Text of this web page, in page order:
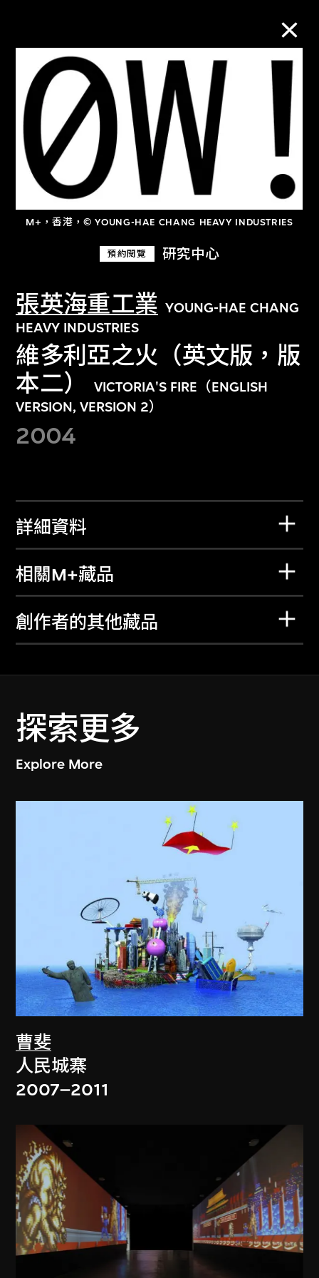
M+，香港，© YOUNG-HAE CHANG HEAVY INDUSTRIES
預約閱覽 研究中心
張英海重工業 YOUNG-HAE CHANG
HEAVY INDUSTRIES
維多利亞之火（英文版，版
本二）
VICTORIA'S FIRE（ENGLISH
VERSION, VERSION 2）
2004
詳細資料
相關M+藏品
創作者的其他藏品
探索更多
Explore More
曹斐
人民城寨
2007–2011
M+藏品
進一步篩選 搜索
關於M+藏品
探索世界頂級的二十及二十一世紀視覺
文化藏品。